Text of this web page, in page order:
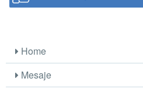
Home
Mesaje